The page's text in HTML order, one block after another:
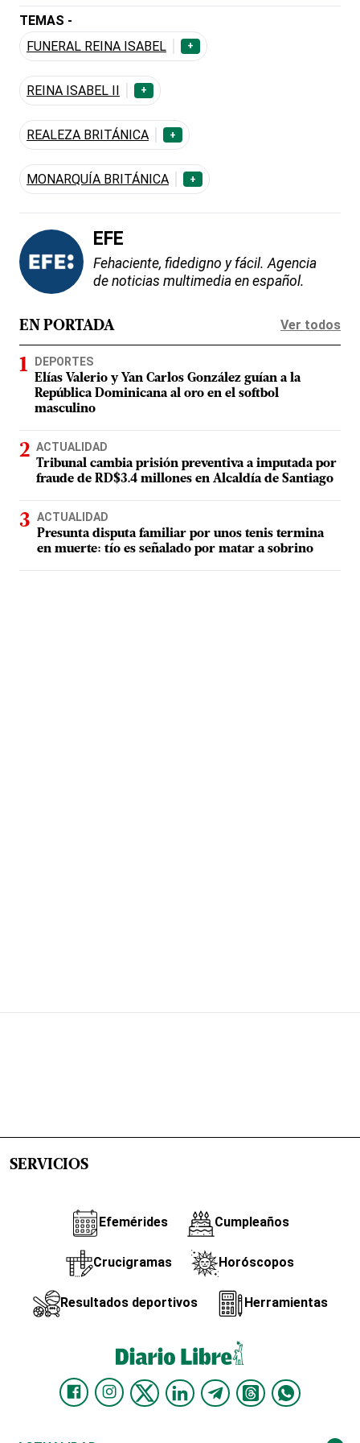
TEMAS -
FUNERAL REINA ISABEL
+
REINA ISABEL II +
REALEZA BRITÁNICA +
MONARQUÍA BRITÁNICA +
EFE
Fehaciente, fidedigno y fácil. Agencia
de noticias multimedia en español.
EN PORTADA Ver todos
DEPORTES
Elías Valerio y Yan Carlos González guían a la
República Dominicana al oro en el softbol
masculino
ACTUALIDAD
Tribunal cambia prisión preventiva a imputada por
fraude de RD$3.4 millones en Alcaldía de Santiago
ACTUALIDAD
Presunta disputa familiar por unos tenis termina
en muerte: tío es señalado por matar a sobrino
SERVICIOS
Efemérides Cumpleaños
Crucigramas Horóscopos
Resultados deportivos Herramientas